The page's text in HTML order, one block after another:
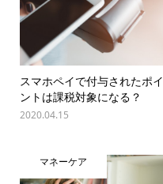
スマホペイで付与されたポイ
ントは課税対象になる？
2020.04.15
マネーケア